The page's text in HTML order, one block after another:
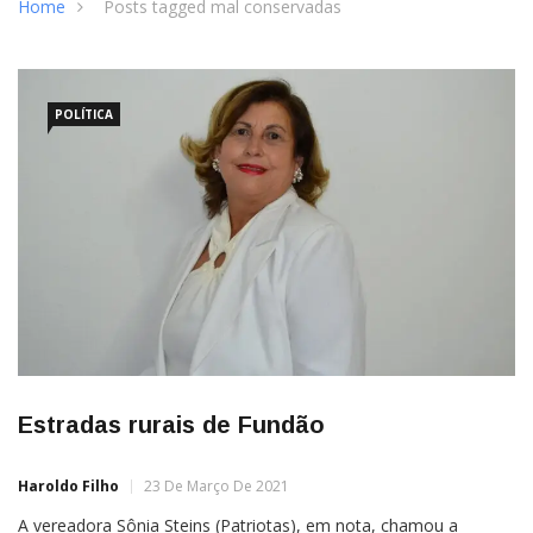
Home Posts tagged mal conservadas
POLÍTICA
Estradas rurais de Fundão
Haroldo Filho 23 De Março De 2021
A vereadora Sônia Steins (Patriotas), em nota, chamou a